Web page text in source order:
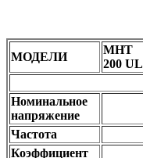
МОДЕЛИ
MHT
200 UL
Номинальное
напряжение
Частота
Коэффициент